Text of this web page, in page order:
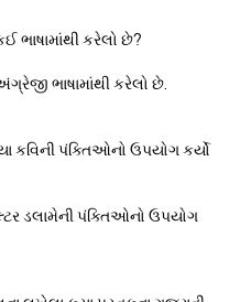
ભાષામાંથી કરેલો છે?
ભાષામાંથી કરેલો છે.
કવિની પંક્તિઓનો ઉપયોગ કર્યો
ડલામેની પંક્તિઓનો ઉપયોગ